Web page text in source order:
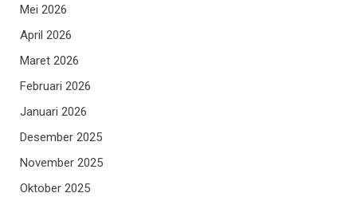
Mei 2026
April 2026
Maret 2026
Februari 2026
Januari 2026
Desember 2025
November 2025
Oktober 2025